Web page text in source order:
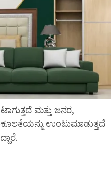
ಮತ್ತು ಜನರ,
ಉಂಟುಮಾಡುತ್ತದೆ